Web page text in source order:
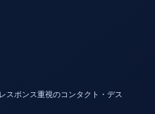
スポンス重視のコンタクト・デス